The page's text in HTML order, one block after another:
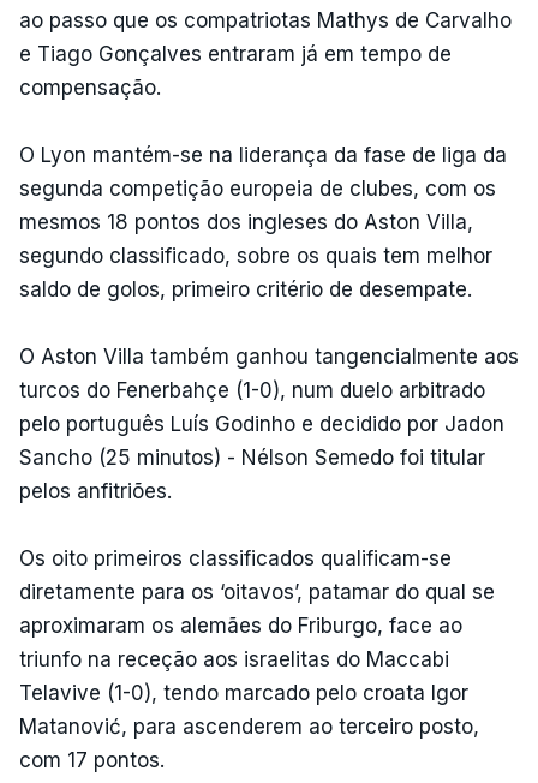
ao passo que os compatriotas Mathys de Carvalho
e Tiago Gonçalves entraram já em tempo de
compensação.
O Lyon mantém-se na liderança da fase de liga da
segunda competição europeia de clubes, com os
mesmos 18 pontos dos ingleses do Aston Villa,
segundo classificado, sobre os quais tem melhor
saldo de golos, primeiro critério de desempate.
O Aston Villa também ganhou tangencialmente aos
turcos do Fenerbahçe (1-0), num duelo arbitrado
pelo português Luís Godinho e decidido por Jadon
Sancho (25 minutos) - Nélson Semedo foi titular
pelos anfitriões.
Os oito primeiros classificados qualificam-se
diretamente para os ‘oitavos’, patamar do qual se
aproximaram os alemães do Friburgo, face ao
triunfo na receção aos israelitas do Maccabi
Telavive (1-0), tendo marcado pelo croata Igor
Matanović, para ascenderem ao terceiro posto,
com 17 pontos.